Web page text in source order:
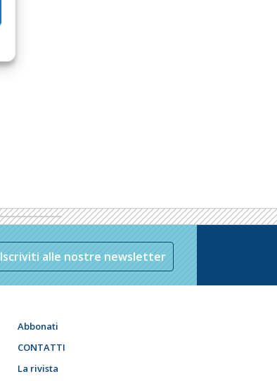
Iscriviti alle nostre newsletter
Abbonati
CONTATTI
La rivista